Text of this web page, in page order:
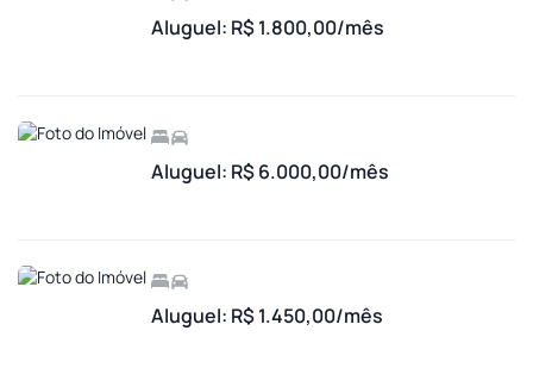
Aluguel: R$ 1.800,00/mês
Aluguel: R$ 6.000,00/mês
Aluguel: R$ 1.450,00/mês